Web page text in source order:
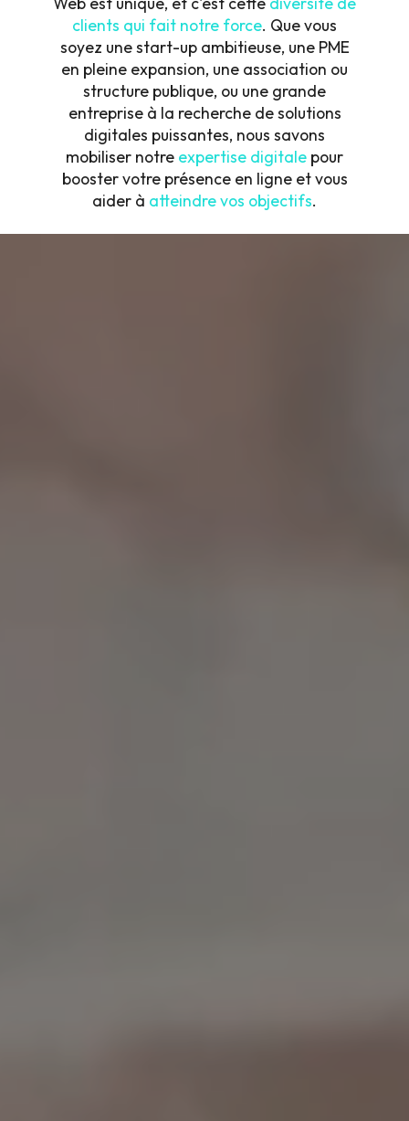
clients qui fait notre force. Que vous
soyez une start-up ambitieuse, une PME
en pleine expansion, une association ou
structure publique, ou une grande
entreprise à la recherche de solutions
digitales puissantes, nous savons
mobiliser notre expertise digitale pour
booster votre présence en ligne et vous
aider à atteindre vos objectifs.